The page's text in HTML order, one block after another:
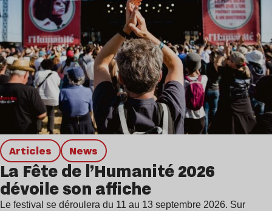
Articles news
La Fête de l’Humanité 2026
dévoile son affiche
Le festival se déroulera du 11 au 13 septembre 2026. Sur